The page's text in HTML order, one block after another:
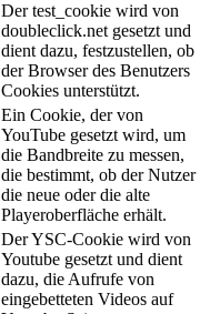
Der test_cookie wird von
doubleclick.net gesetzt und
dient dazu, festzustellen, ob
der Browser des Benutzers
Cookies unterstützt.
Ein Cookie, der von
YouTube gesetzt wird, um
die Bandbreite zu messen,
die bestimmt, ob der Nutzer
die neue oder die alte
Playeroberfläche erhält.
Der YSC-Cookie wird von
Youtube gesetzt und dient
dazu, die Aufrufe von
eingebetteten Videos auf